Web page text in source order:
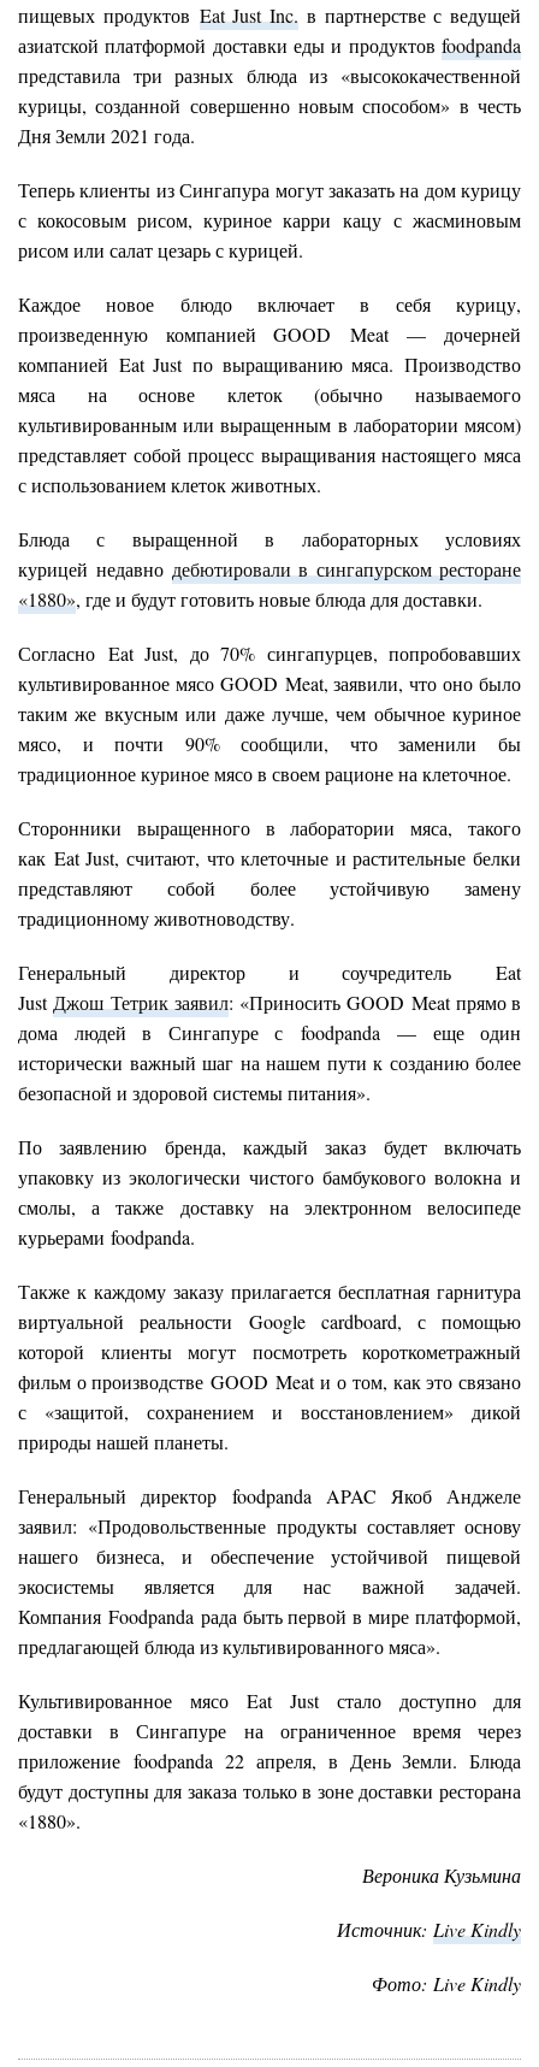
пищевых продуктов Eat Just Inc. в партнерстве с ведущей
азиатской платформой доставки еды и продуктов foodpanda
представила три разных блюда из «высококачественной
курицы, созданной совершенно новым способом» в честь
Дня Земли 2021 года.
Теперь клиенты из Сингапура могут заказать на дом курицу
с кокосовым рисом, куриное карри кацу с жасминовым
рисом или салат цезарь с курицей.
Каждое новое блюдо включает в себя курицу,
произведенную компанией GOOD Meat — дочерней
компанией Eat Just по выращиванию мяса. Производство
мяса на основе клеток (обычно называемого
культивированным или выращенным в лаборатории мясом)
представляет собой процесс выращивания настоящего мяса
с использованием клеток животных.
Блюда с выращенной в лабораторных условиях
курицей недавно дебютировали в сингапурском ресторане
«1880», где и будут готовить новые блюда для доставки.
Согласно Eat Just, до 70% сингапурцев, попробовавших
культивированное мясо GOOD Meat, заявили, что оно было
таким же вкусным или даже лучше, чем обычное куриное
мясо, и почти 90% сообщили, что заменили бы
традиционное куриное мясо в своем рационе на клеточное.
Сторонники выращенного в лаборатории мяса, такого
как Eat Just, считают, что клеточные и растительные белки
представляют собой более устойчивую замену
традиционному животноводству.
Генеральный директор и соучредитель Eat
Just Джош Тетрик заявил: «Приносить GOOD Meat прямо в
дома людей в Сингапуре с foodpanda — еще один
исторически важный шаг на нашем пути к созданию более
безопасной и здоровой системы питания».
По заявлению бренда, каждый заказ будет включать
упаковку из экологически чистого бамбукового волокна и
смолы, а также доставку на электронном велосипеде
курьерами foodpanda.
Также к каждому заказу прилагается бесплатная гарнитура
виртуальной реальности Google cardboard, с помощью
которой клиенты могут посмотреть короткометражный
фильм о производстве GOOD Meat и о том, как это связано
с «защитой, сохранением и восстановлением» дикой
природы нашей планеты.
Генеральный директор foodpanda APAC Якоб Анджеле
заявил: «Продовольственные продукты составляет основу
нашего бизнеса, и обеспечение устойчивой пищевой
экосистемы является для нас важной задачей.
Компания Foodpanda рада быть первой в мире платформой,
предлагающей блюда из культивированного мяса».
Культивированное мясо Eat Just стало доступно для
доставки в Сингапуре на ограниченное время через
приложение foodpanda 22 апреля, в День Земли. Блюда
будут доступны для заказа только в зоне доставки ресторана
«1880».
Вероника Кузьмина
Источник: Live Kindly
Фото: Live Kindly